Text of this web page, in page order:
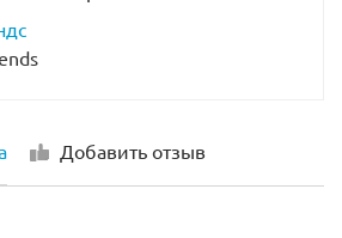
не заподозрил.
фигурка злого гоблина,
Добавить отзыв